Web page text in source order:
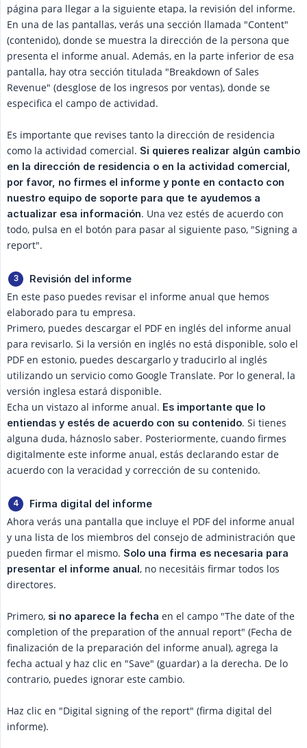
página para llegar a la siguiente etapa, la revisión del informe.
En una de las pantallas, verás una sección llamada "Content"
(contenido), donde se muestra la dirección de la persona que
presenta el informe anual. Además, en la parte inferior de esa
pantalla, hay otra sección titulada "Breakdown of Sales
Revenue" (desglose de los ingresos por ventas), donde se
especifica el campo de actividad.
Es importante que revises tanto la dirección de residencia
como la actividad comercial. Si quieres realizar algún cambio
en la dirección de residencia o en la actividad comercial,
por favor, no firmes el informe y ponte en contacto con
nuestro equipo de soporte para que te ayudemos a
actualizar esa información. Una vez estés de acuerdo con
todo, pulsa en el botón para pasar al siguiente paso, "Signing a
report".
Revisión del informe
En este paso puedes revisar el informe anual que hemos
elaborado para tu empresa.
Primero, puedes descargar el PDF en inglés del informe anual
para revisarlo. Si la versión en inglés no está disponible, solo el
PDF en estonio, puedes descargarlo y traducirlo al inglés
utilizando un servicio como Google Translate. Por lo general, la
versión inglesa estará disponible.
Echa un vistazo al informe anual. Es importante que lo
entiendas y estés de acuerdo con su contenido. Si tienes
alguna duda, háznoslo saber. Posteriormente, cuando firmes
digitalmente este informe anual, estás declarando estar de
acuerdo con la veracidad y corrección de su contenido.
Firma digital del informe
Ahora verás una pantalla que incluye el PDF del informe anual
y una lista de los miembros del consejo de administración que
pueden firmar el mismo. Solo una firma es necesaria para
presentar el informe anual, no necesitáis firmar todos los
directores.
Primero, si no aparece la fecha en el campo "The date of the
completion of the preparation of the annual report" (Fecha de
finalización de la preparación del informe anual), agrega la
fecha actual y haz clic en "Save" (guardar) a la derecha. De lo
contrario, puedes ignorar este cambio.
Haz clic en "Digital signing of the report" (firma digital del
informe).